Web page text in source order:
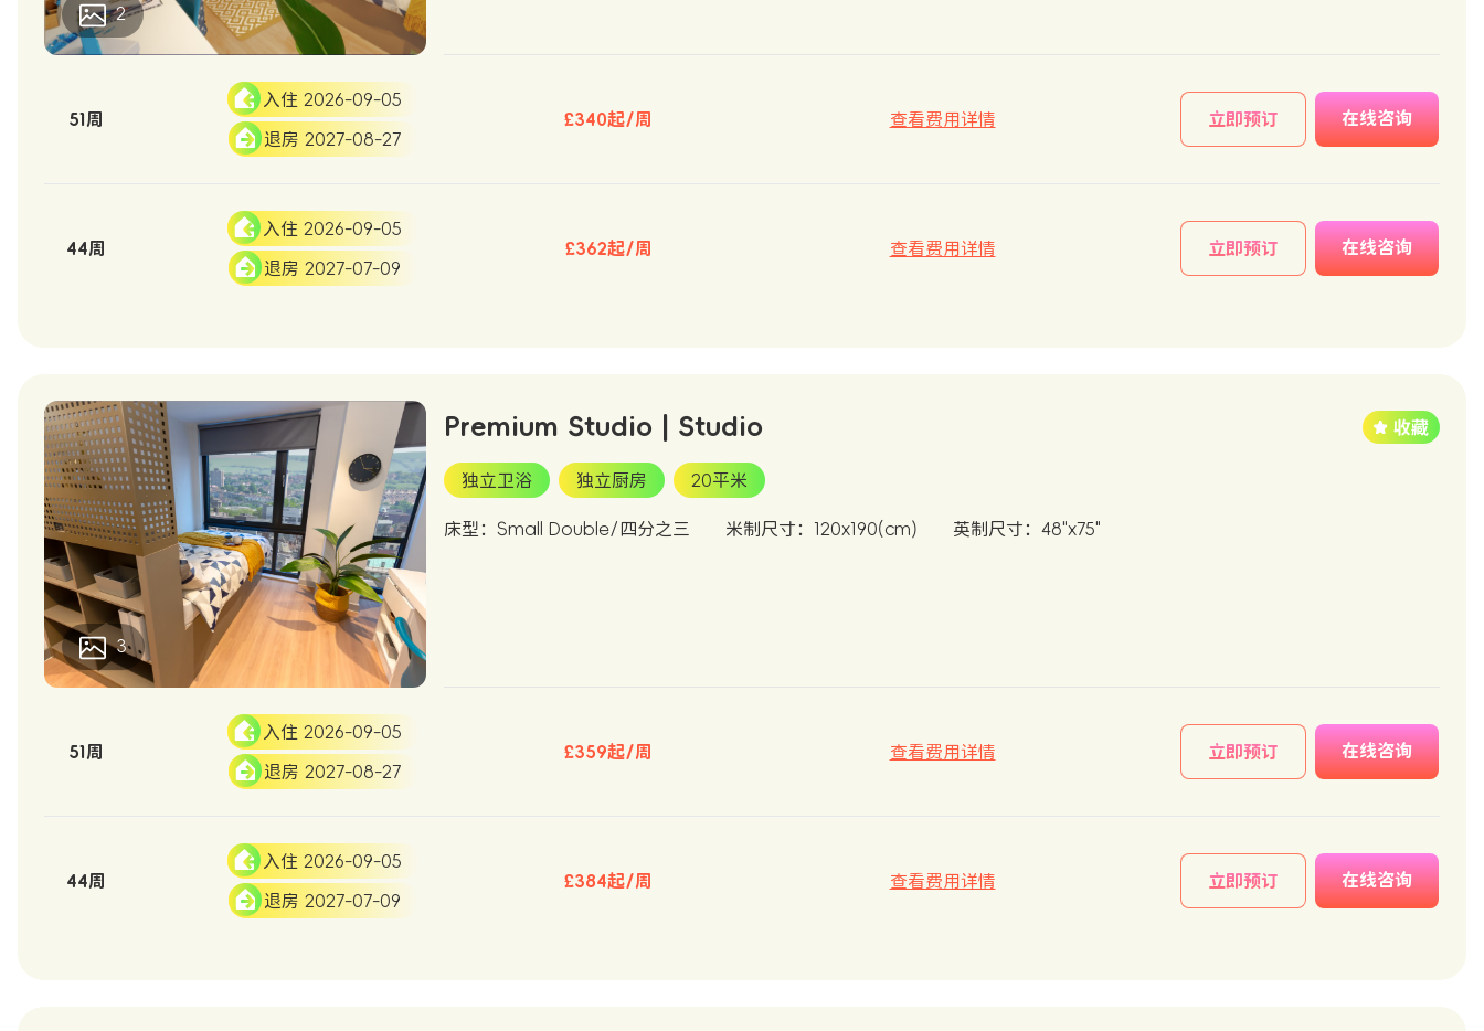
2
51周
入住 2026-09-05
退房 2027-08-27
£340起/周 查看费用详情 立即预订 在线咨询
44周
入住 2026-09-05
退房 2027-07-09
£362起/周 查看费用详情 立即预订 在线咨询
3
Premium Studio | Studio
独立卫浴 独立厨房 20平米
床型：Small Double/四分之三 米制尺寸：120x190(cm) 英制尺寸：48"x75"
51周
入住 2026-09-05
退房 2027-08-27
£359起/周 查看费用详情 立即预订 在线咨询
44周
入住 2026-09-05
退房 2027-07-09
£384起/周 查看费用详情 立即预订 在线咨询